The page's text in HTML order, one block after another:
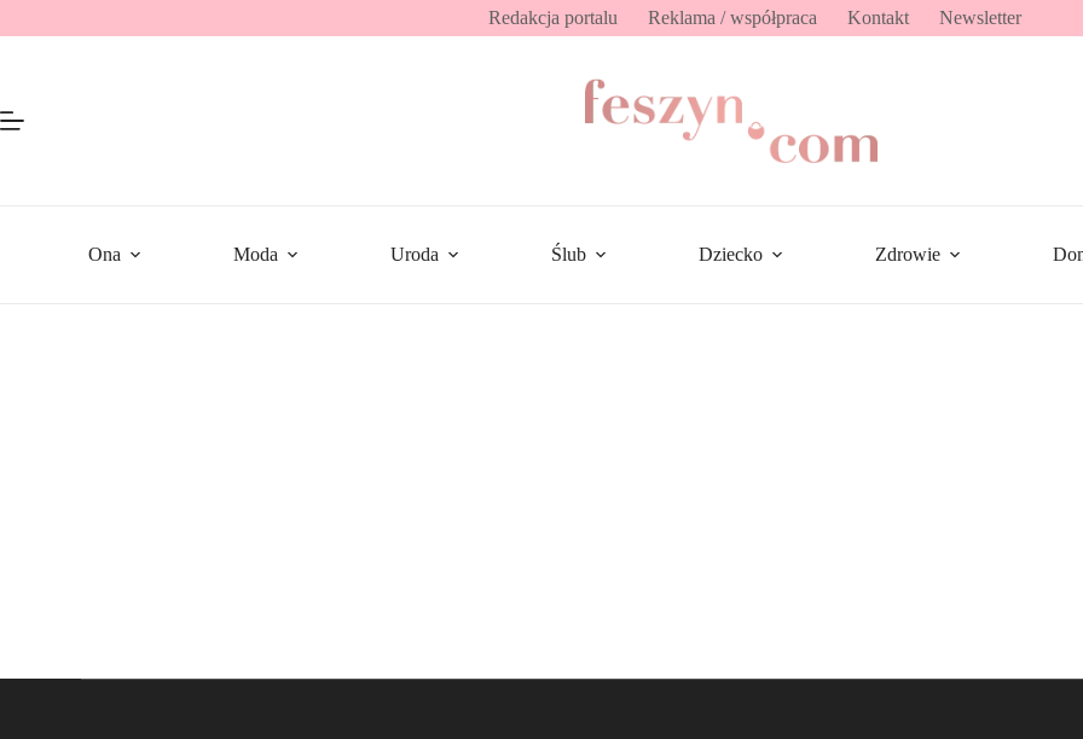
Redakcja portalu Reklama / współpraca Kontakt Newsletter
Ona Moda Uroda Ślub Dziecko Zdrowie